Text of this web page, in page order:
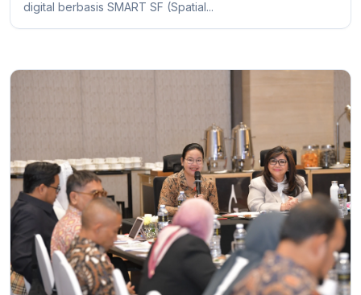
digital berbasis SMART SF (Spatial...